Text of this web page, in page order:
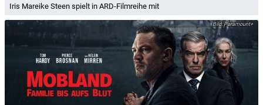
Iris Mareike Steen spielt in ARD-Filmreihe mit
Paramount+